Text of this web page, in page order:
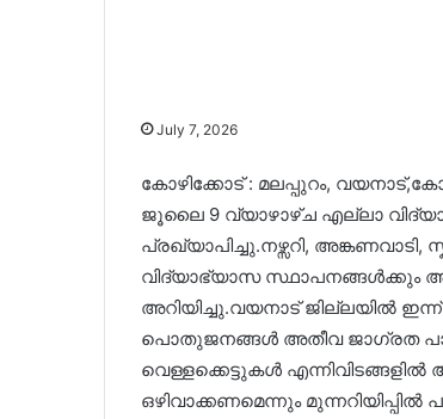
July 7, 2026
കോഴിക്കോട് : മലപ്പുറം,
ജൂലൈ 9 വ്യാഴാഴ്ച എല്ലാ
പ്രഖ്യാപിച്ചു.നഴ്സറി,
വിദ്യാഭ്യാസ സ്ഥാപനങ്ങൾക്കും
അറിയിച്ചു.വയനാട് ജില്ലയിൽ
പൊതുജനങ്ങൾ അതീവ ജാഗ്രത
വെള്ളക്കെട്ടുകൾ
ഒഴിവാക്കണമെന്നും